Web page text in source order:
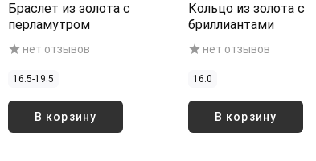
Браслет из золота с
перламутром
нет отзывов
16.5-19.5
В корзину
Кольцо из золота с
бриллиантами
нет отзывов
16.0
В корзину